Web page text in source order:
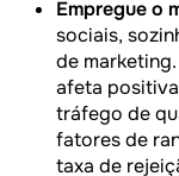
Empregue o
sociais,
de
afeta
tráfego de
fatores de
taxa de